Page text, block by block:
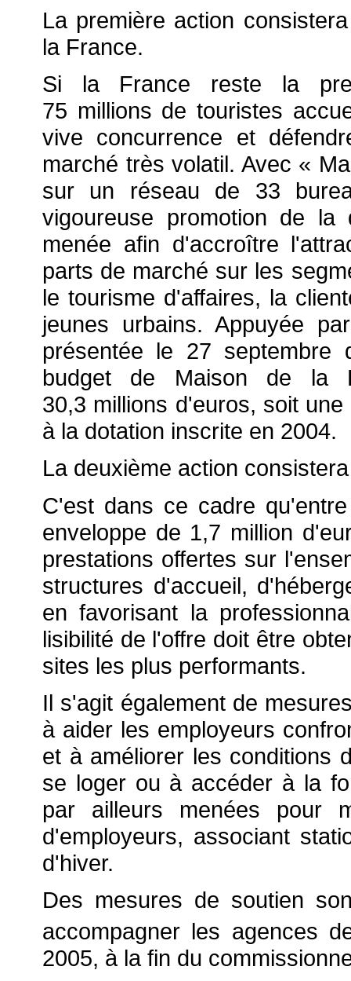
La première action
la France.
Si la France reste la
75 millions de touristes
vive concurrence et
marché très volatil. Avec «
sur un réseau de 33
vigoureuse promotion de
menée afin d'accroître
parts de marché sur les
le tourisme d'affaires, la
jeunes urbains. Appuyée
présentée le 27 septembre
budget de Maison de la
30,3 millions d'euros, soit
à la dotation inscrite en 2004.
La deuxième action
C'est dans ce cadre
enveloppe de 1,7 million
prestations offertes sur
structures d'accueil,
en favorisant la
lisibilité de l'offre doit être
sites les plus performants.
Il s'agit également de
à aider les employeurs
et à améliorer les conditions
se loger ou à accéder à la
par ailleurs menées pour
d'employeurs, associant
d'hiver.
Des mesures de soutien
accompagner les agences
2005, à la fin du